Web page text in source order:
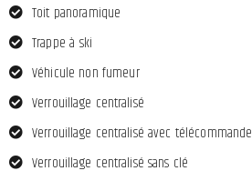
Toit panoramique
Trappe à ski
Véhicule non fumeur
Verrouillage centralisé
Verrouillage centralisé avec télécommande
Verrouillage centralisé sans clé